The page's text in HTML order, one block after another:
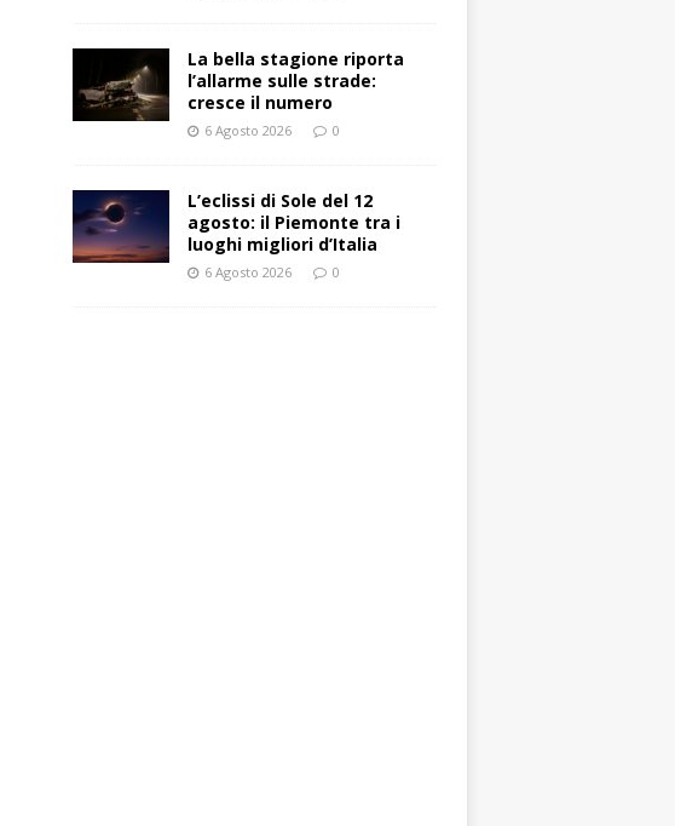
La bella stagione riporta
l’allarme sulle strade:
cresce il numero
6 Agosto 2026 0
L’eclissi di Sole del 12
agosto: il Piemonte tra i
luoghi migliori d’Italia
6 Agosto 2026 0